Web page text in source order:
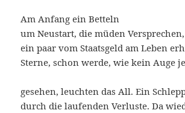
Am Anfang ein Betteln
um Neustart, die müden Versprechen,
ein paar vom Staatsgeld am Leben
Sterne, schon werde, wie kein Auge je
gesehen, leuchten das All. Ein
durch die laufenden Verluste. Da